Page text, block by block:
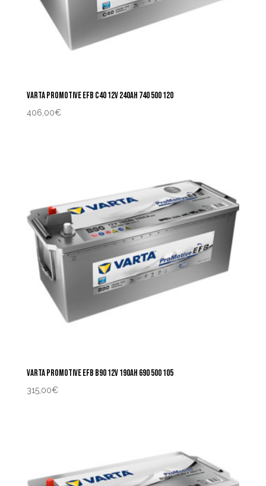
VARTA PROMOTIVE EFB C40 12V 240AH 740 500 120
406,00€
VARTA PROMOTIVE EFB B90 12V 190AH 690 500 105
315,00€